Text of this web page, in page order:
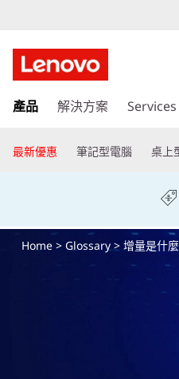
量
是
麼
思
至
要
產品 解決方案 Services
最新優惠 筆記型電腦 桌上
Home> Glossary> 增量是什